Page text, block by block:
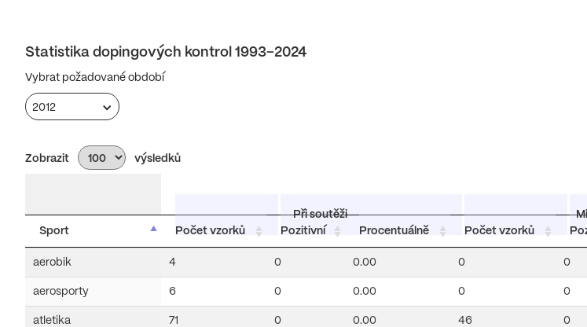
Statistika dopingových kontrol 1993–2024
Vybrat požadované období
2012
Zobrazit výsledků
Při soutěži
Sport
Počet vzorků Pozitivní Procentuálně Počet vzorků
aerobik 4 0 0.00 0 0
aerosporty 6 0 0.00 0 0
atletika 71 0 0.00 46 0